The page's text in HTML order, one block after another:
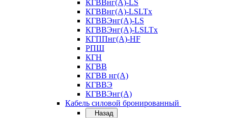
КГВВнг(А)-LS
КГВВнг(А)-LSLTx
КГВВЭнг(А)-LS
КГВВЭнг(А)-LSLTx
КГППнг(А)-HF
РПШ
КГН
КГВВ
КГВВ нг(А)
КГВВЭ
КГВВЭнг(А)
Кабель силовой бронированный
Назад